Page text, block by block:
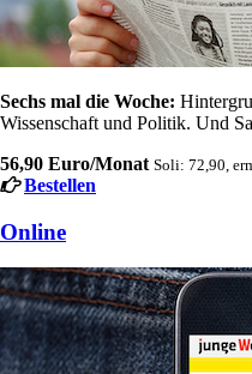
Sechs mal die Woche:
Wissenschaft und Politik. Und
56,90 Euro/Monat Soli: 72,90,
Bestellen
Online